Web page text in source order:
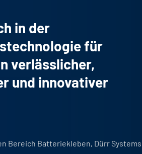
in der
für
verlässlicher,
und innovativer
Bereich Batteriekleben, Dürr Systems